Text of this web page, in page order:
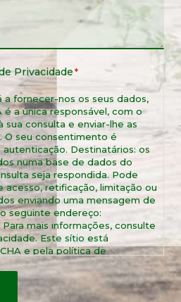
Privacidade*
a fornecer-nos os seus dados,
é a única responsável, com o
consulta e enviar-lhe as
O seu consentimento é
Destinatários: os
numa base de dados do
seja respondida. Pode
retificação, limitação ou
enviando uma mensagem de
seguinte endereço:
mais informações, consulte
Este sítio está
e pela política de
serviço da Google.